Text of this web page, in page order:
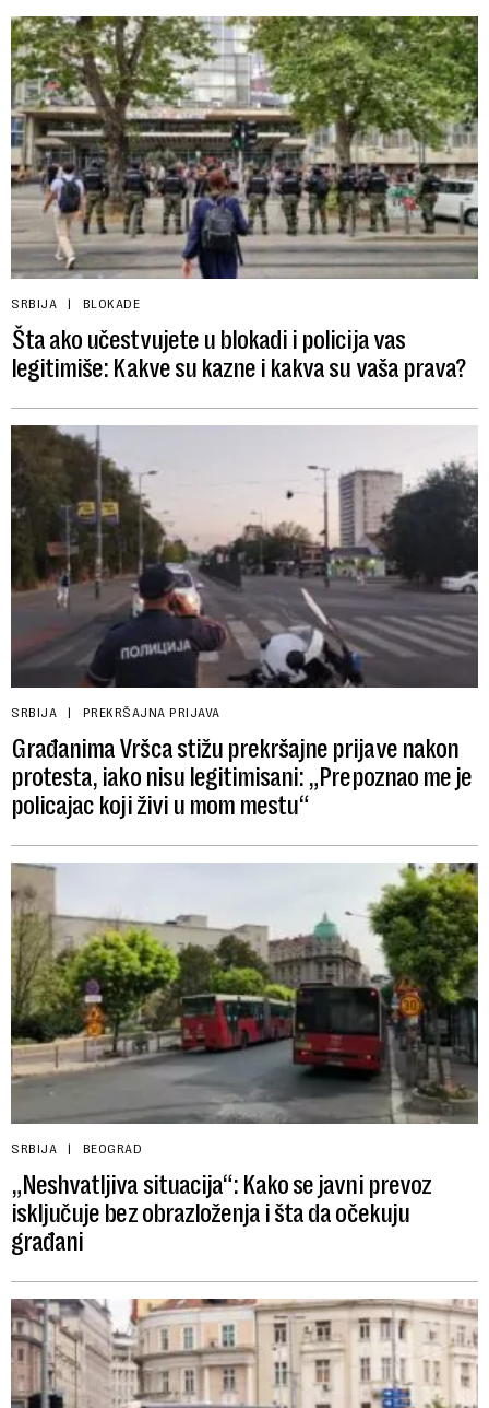
SRBIJA BLOKADE
Šta ako učestvujete u blokadi i policija vas
legitimiše: Kakve su kazne i kakva su vaša prava?
SRBIJA PREKRŠAJNA PRIJAVA
Građanima Vršca stižu prekršajne prijave nakon
protesta, iako nisu legitimisani: „Prepoznao me je
policajac koji živi u mom mestu“
SRBIJA BEOGRAD
„Neshvatljiva situacija“: Kako se javni prevoz
isključuje bez obrazloženja i šta da očekuju
građani